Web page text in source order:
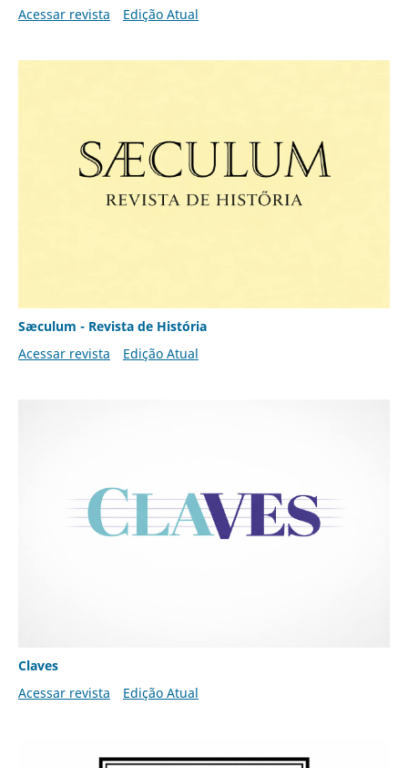
Acessar revista
Edição Atual
Sæculum - Revista de História
Acessar revista
Edição Atual
Claves
Acessar revista
Edição Atual